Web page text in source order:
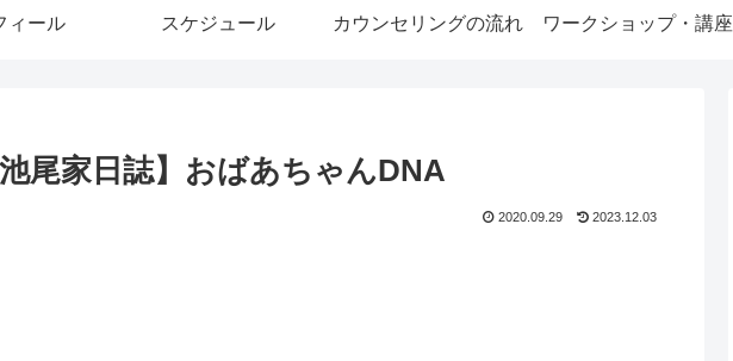
ィール スケジュール カウンセリングの流れ ワークショップ・講座
尾家日誌】おばあちゃんDNA
2020.09.29 2023.12.03